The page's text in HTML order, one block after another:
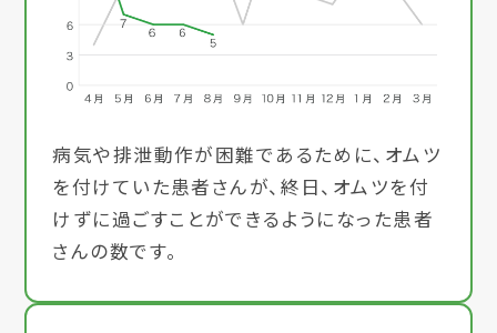
病気や排泄動作が困難であるために、オムツ
を付けていた患者さんが、終日、オムツを付
けずに過ごすことができるようになった患者
さんの数です。